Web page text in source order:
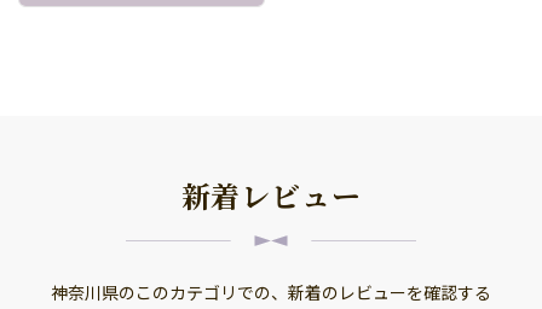
新着レビュー
神奈川県のこのカテゴリでの、新着のレビューを確認する